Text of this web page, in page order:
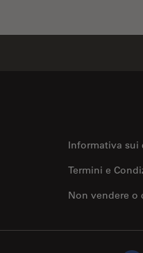
Informativa sui
Non vendere o
Termini e